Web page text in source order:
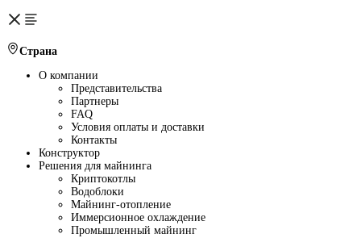
Страна
О компании
Представительства
Партнеры
FAQ
Условия оплаты и доставки
Контакты
Конструктор
Решения для майнинга
Криптокотлы
Водоблоки
Майнинг-отопление
Иммерсионное охлаждение
Промышленный майнинг